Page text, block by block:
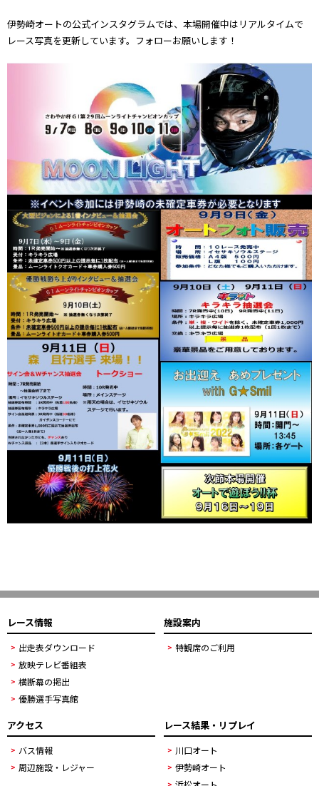
伊勢崎オートの公式インスタグラムでは、本場開催中はリアルタイムで
レース写真を更新しています。フォローお願いします！
レース情報
出走表ダウンロード
放映テレビ番組表
横断幕の掲出
優勝選手写真館
施設案内
特観席のご利用
アクセス
バス情報
周辺施設・レジャー
レース結果・リプレイ
川口オート
伊勢崎オート